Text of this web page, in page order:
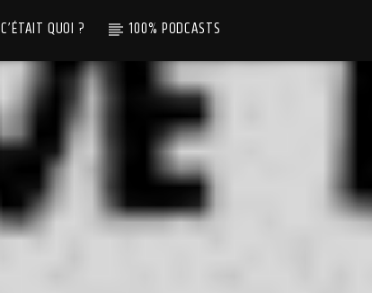
C’ÉTAIT QUOI ? 100% PODCASTS